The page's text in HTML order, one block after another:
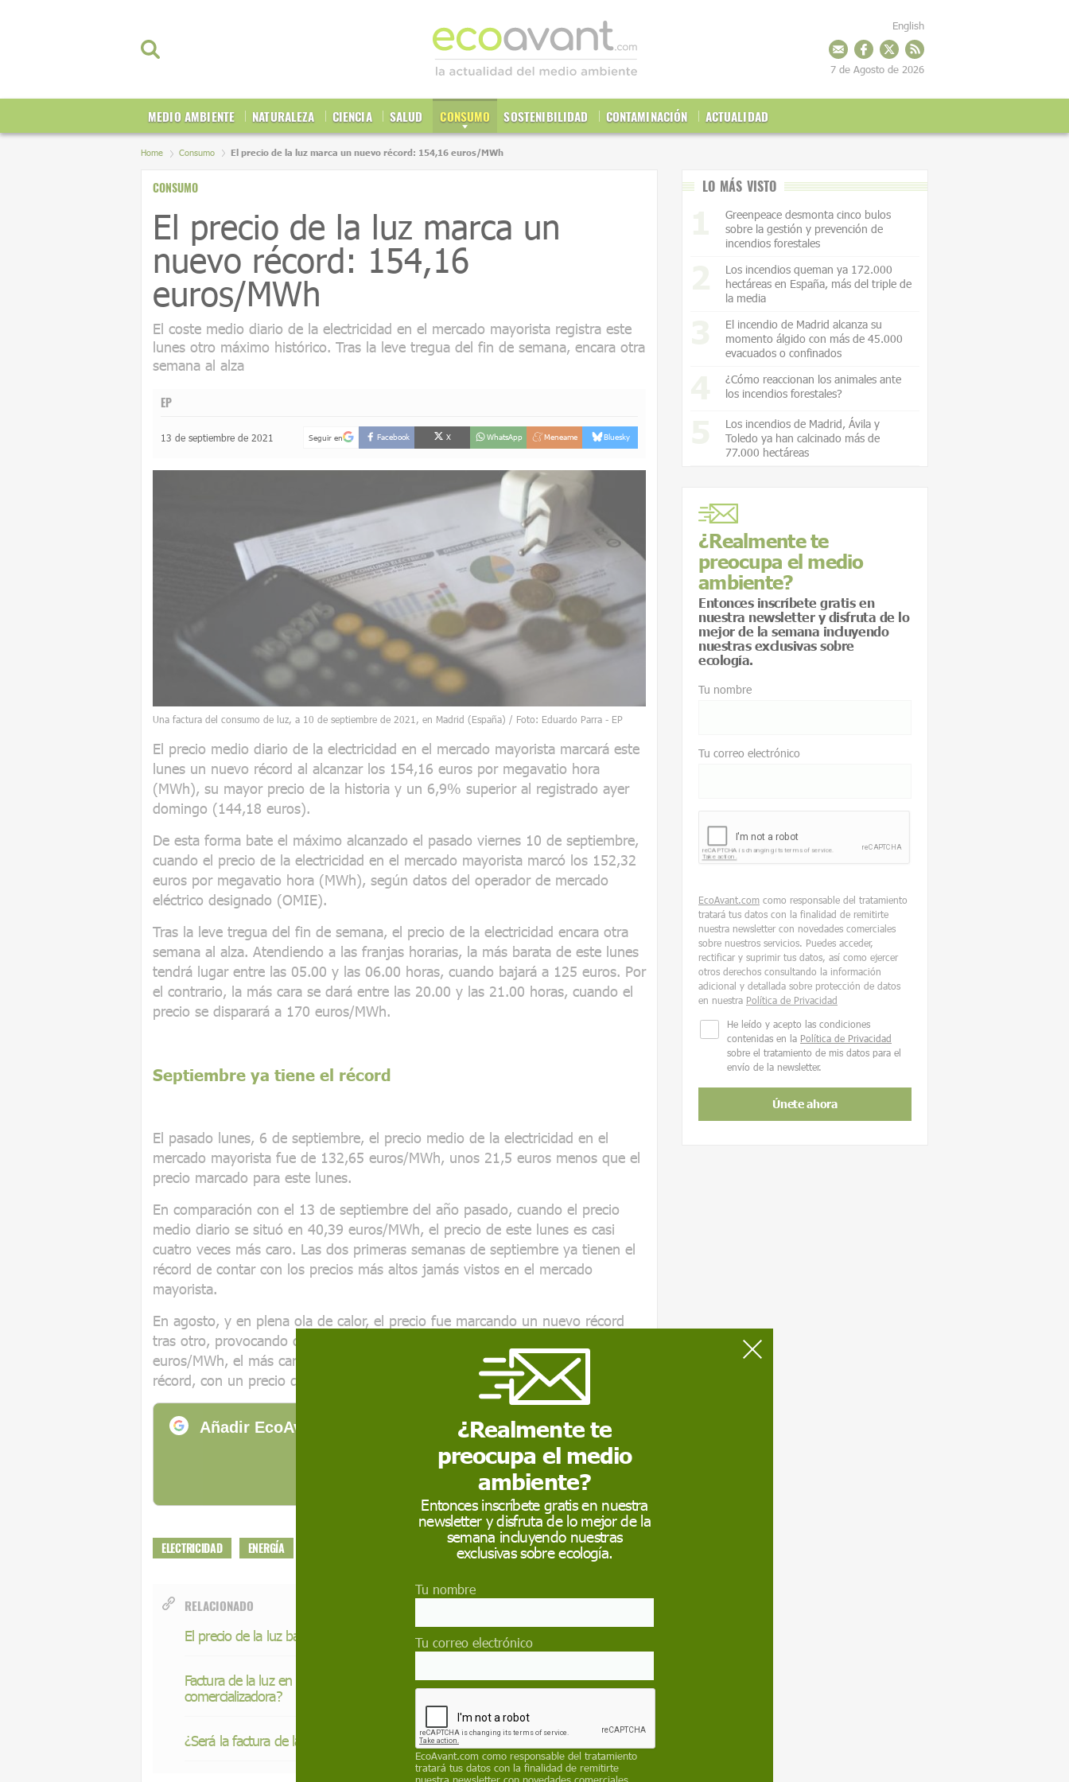
MEDIO AMBIENTE NATURALEZA CIENCIA SALUD CONSUMO SOSTENIBILIDAD CONTAMINACIÓN ACTUALIDAD
English
7 de Agosto de 2026
Home Consumo El precio de la luz marca un nuevo récord: 154,16 euros/MWh
CONSUMO
El precio de la luz marca un
nuevo récord: 154,16
euros/MWh
El coste medio diario de la electricidad en el mercado mayorista registra este
lunes otro máximo histórico. Tras la leve tregua del fin de semana, encara otra
semana al alza
EP
13 de septiembre de 2021 Seguir en Facebook X WhatsApp Meneame Bluesky
Una factura del consumo de luz, a 10 de septiembre de 2021, en Madrid (España) / Foto: Eduardo Parra - EP
El precio medio diario de la electricidad en el mercado mayorista marcará este
lunes un nuevo récord al alcanzar los 154,16 euros por megavatio hora
(MWh), su mayor precio de la historia y un 6,9% superior al registrado ayer
domingo (144,18 euros).
De esta forma bate el máximo alcanzado el pasado viernes 10 de septiembre,
cuando el precio de la electricidad en el mercado mayorista marcó los 152,32
euros por megavatio hora (MWh), según datos del operador de mercado
eléctrico designado (OMIE).
Tras la leve tregua del fin de semana, el precio de la electricidad encara otra
semana al alza. Atendiendo a las franjas horarias, la más barata de este lunes
tendrá lugar entre las 05.00 y las 06.00 horas, cuando bajará a 125 euros. Por
el contrario, la más cara se dará entre las 20.00 y las 21.00 horas, cuando el
precio se disparará a 170 euros/MWh.
Septiembre ya tiene el récord
El pasado lunes, 6 de septiembre, el precio medio de la electricidad en el
mercado mayorista fue de 132,65 euros/MWh, unos 21,5 euros menos que el
precio marcado para este lunes.
En comparación con el 13 de septiembre del año pasado, cuando el precio
medio diario se situó en 40,39 euros/MWh, el precio de este lunes es casi
cuatro veces más caro. Las dos primeras semanas de septiembre ya tienen el
récord de contar con los precios más altos jamás vistos en el mercado
mayorista.
En agosto, y en plena ola de calor, el precio fue marcando un nuevo récord
tras otro, provocando que el precio medio del mes alcanzase los 106
euros/MWh, el más caro de la historia, seguido de julio, que ya marcó otro
récord, con un precio de 92,4 euros.
Añadir EcoAvant.com como fuente preferida de Google
de forma gratuita.
ELECTRICIDAD ENERGÍA POBREZA ENERGÉTICA PRECIO DE LA LUZ
RELACIONADO
El precio de la luz bate un nuevo récord histórico
Factura de la luz en el mercado libre: ¿Me está cobrando de más mi
comercializadora?
¿Será la factura de la luz de agosto la más cara de la historia hasta la fecha?
LO MÁS VISTO
Greenpeace desmonta cinco bulos
sobre la gestión y prevención de
incendios forestales
Los incendios queman ya 172.000
hectáreas en España, más del triple de
la media
El incendio de Madrid alcanza su
momento álgido con más de 45.000
evacuados o confinados
¿Cómo reaccionan los animales ante
los incendios forestales?
Los incendios de Madrid, Ávila y
Toledo ya han calcinado más de
77.000 hectáreas
¿Realmente te
preocupa el medio
ambiente?
Entonces inscríbete gratis en
nuestra newsletter y disfruta de lo
mejor de la semana incluyendo
nuestras exclusivas sobre
ecología.
Tu nombre
Tu correo electrónico
EcoAvant.com como responsable del tratamiento
tratará tus datos con la finalidad de remitirte
nuestra newsletter con novedades comerciales
sobre nuestros servicios. Puedes acceder,
rectificar y suprimir tus datos, así como ejercer
otros derechos consultando la información
adicional y detallada sobre protección de datos
en nuestra Política de Privacidad
He leído y acepto las condiciones
contenidas en la Política de Privacidad
sobre el tratamiento de mis datos para el
envío de la newsletter.
¿Realmente te
preocupa el medio
ambiente?
Entonces inscríbete gratis en nuestra
newsletter y disfruta de lo mejor de la
semana incluyendo nuestras
exclusivas sobre ecología.
Tu nombre
Tu correo electrónico
EcoAvant.com como responsable del tratamiento
tratará tus datos con la finalidad de remitirte